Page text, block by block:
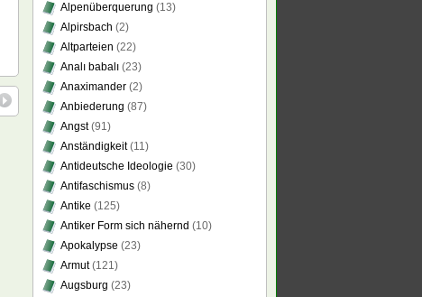
Alpenüberquerung (13)
Alpirsbach (2)
Altparteien (22)
Analı babalı (23)
Anaximander (2)
Anbiederung (87)
Angst(91)
Anständigkeit(11)
Antideutsche Ideologie (30)
Antifaschismus (8)
Antike (125)
Antiker Form sich nähernd (10)
Apokalypse (23)
Armut(121)
Augsburg (23)